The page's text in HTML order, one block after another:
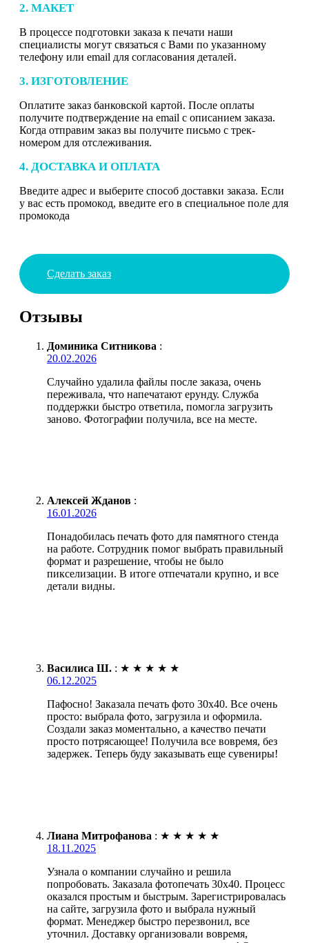
2. МАКЕТ
В процессе подготовки заказа к печати наши
специалисты могут связаться с Вами по указанному
телефону или email для согласования деталей.
3. ИЗГОТОВЛЕНИЕ
Оплатите заказ банковской картой. После оплаты
получите подтверждение на email с описанием заказа.
Когда отправим заказ вы получите письмо с трек-
номером для отслеживания.
4. ДОСТАВКА И ОПЛАТА
Введите адрес и выберите способ доставки заказа. Если
у вас есть промокод, введите его в специальное поле для
промокода
Сделать заказ
Отзывы
Доминика Ситникова :
20.02.2026
Случайно удалила файлы после заказа, очень
переживала, что напечатают ерунду. Служба
поддержки быстро ответила, помогла загрузить
заново. Фотографии получила, все на месте.
Алексей Жданов :
16.01.2026
Понадобилась печать фото для памятного стенда
на работе. Сотрудник помог выбрать правильный
формат и разрешение, чтобы не было
пикселизации. В итоге отпечатали крупно, и все
детали видны.
Василиса Ш. : ★ ★ ★ ★ ★
06.12.2025
Пафосно! Заказала печать фото 30х40. Все очень
просто: выбрала фото, загрузила и оформила.
Создали заказ моментально, а качество печати
просто потрясающее! Получила все вовремя, без
задержек. Теперь буду заказывать еще сувениры!
Лиана Митрофанова : ★ ★ ★ ★ ★
18.11.2025
Узнала о компании случайно и решила
попробовать. Заказала фотопечать 30х40. Процесс
оказался простым и быстрым. Зарегистрировалась
на сайте, загрузила фото и выбрала нужный
формат. Менеджер быстро перезвонил, все
уточнил. Доставку организовали вовремя,